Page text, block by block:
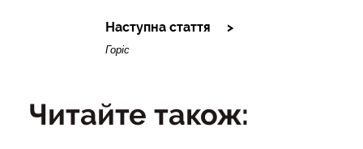
Наступна стаття
Горіс
Читайте також: